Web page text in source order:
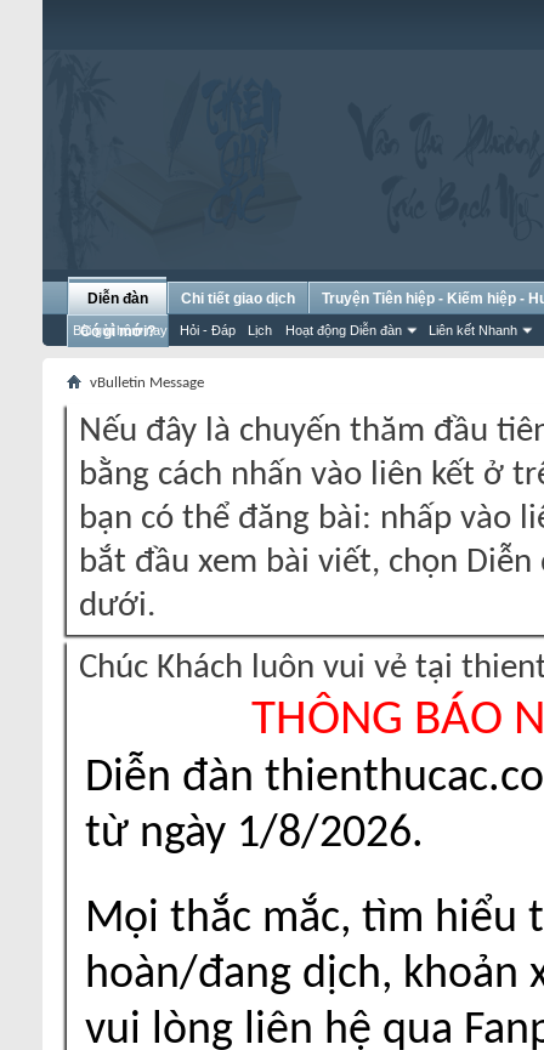
Diễn đàn
Bài gửi hôm nay Hỏi - Đáp Lịch Hoạt động Diễn đàn Liên kết Nhanh
Chi tiết giao dịch
Truyện Tiên hiệp - Kiếm hiệp -
Có gì mới?
vBulletin Message
Nếu đây là chuyến thăm đầu
bằng cách nhấn vào liên kết ở
bạn có thể đăng bài: nhấp vào
bắt đầu xem bài viết, chọn
dưới.
Chúc Khách luôn vui vẻ tại
THÔNG BÁO
Diễn đàn
từ ngày 1/8/2026.
Mọi thắc mắc, tìm hiểu
hoàn/đang dịch, khoản
vui lòng liên hệ qua